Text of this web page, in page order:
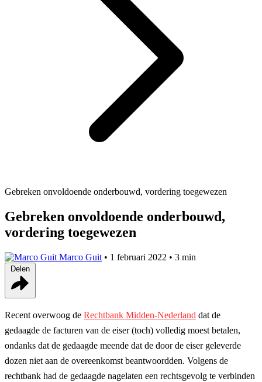
Gebreken onvoldoende onderbouwd, vordering toegewezen
Gebreken onvoldoende onderbouwd,
vordering toegewezen
Marco Guit • 1 februari 2022 • 3 min
Recent overwoog de Rechtbank Midden-Nederland dat de
gedaagde de facturen van de eiser (toch) volledig moest betalen,
ondanks dat de gedaagde meende dat de door de eiser geleverde
dozen niet aan de overeenkomst beantwoordden. Volgens de
rechtbank had de gedaagde nagelaten een rechtsgevolg te verbinden